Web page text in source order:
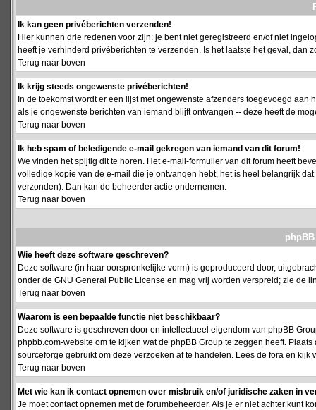
Ik kan geen privéberichten verzenden!
Hier kunnen drie redenen voor zijn: je bent niet geregistreerd en/of niet
heeft je verhinderd privéberichten te verzenden. Is het laatste het geval, dan
Terug naar boven
Ik krijg steeds ongewenste privéberichten!
In de toekomst wordt er een lijst met ongewenste afzenders toegevoegd
als je ongewenste berichten van iemand blijft ontvangen -- deze heeft de
Terug naar boven
Ik heb spam of beledigende e-mail gekregen van iemand van dit forum!
We vinden het spijtig dit te horen. Het e-mail-formulier van dit forum heeft
volledige kopie van de e-mail die je ontvangen hebt, het is heel belangrijk
verzonden). Dan kan de beheerder actie ondernemen.
Terug naar boven
Wie heeft deze software geschreven?
Deze software (in haar oorspronkelijke vorm) is geproduceerd door,
onder de GNU General Public License en mag vrij worden verspreid; zie de
Terug naar boven
Waarom is een bepaalde functie niet beschikbaar?
Deze software is geschreven door en intellectueel eigendom van phpBB
phpbb.com-website om te kijken wat de phpBB Group te zeggen heeft.
sourceforge gebruikt om deze verzoeken af te handelen. Lees de fora en
Terug naar boven
Met wie kan ik contact opnemen over misbruik en/of juridische zaken in
Je moet contact opnemen met de forumbeheerder. Als je er niet achter kunt